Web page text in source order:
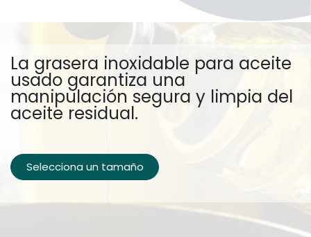
La grasera inoxidable para aceite
usado garantiza una
manipulación segura y limpia del
aceite residual.
Selecciona un tamaño